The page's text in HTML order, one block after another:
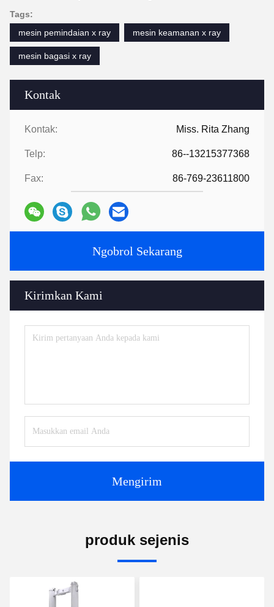
Kontak
Kontak: Miss. Rita Zhang
Telp: 86--13215377368
Fax: 86-769-23611800
Ngobrol Sekarang
Kirimkan Kami
Mengirim
Tags:
mesin pemindaian x ray
mesin keamanan x ray
mesin bagasi x ray
produk sejenis